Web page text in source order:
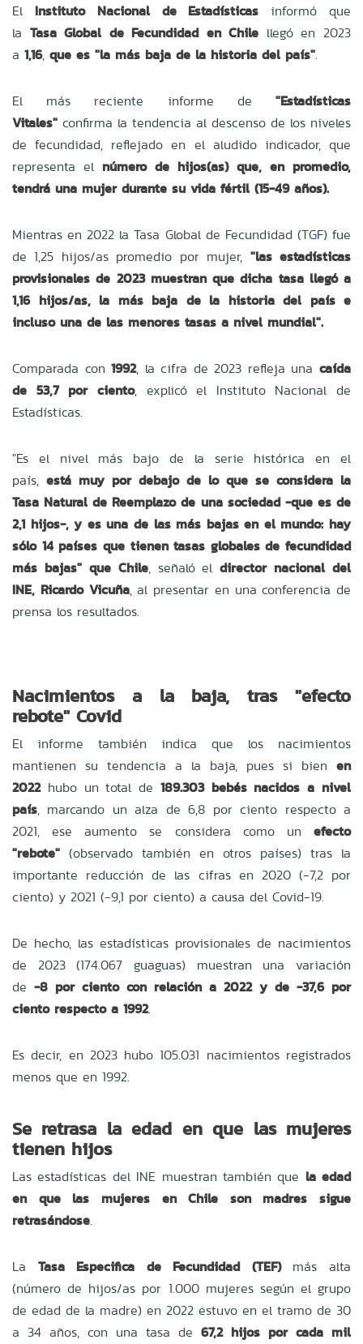
El Instituto Nacional de Estadísticas informó que
la Tasa Global de Fecundidad en Chile llegó en 2023
a 1,16, que es "la más baja de la historia del país".
El más reciente informe de
"Estadísticas
Vitales" confirma la tendencia al descenso de los niveles
de fecundidad, reflejado en el aludido indicador, que
representa el número de hijos(as) que, en promedio,
tendrá una mujer durante su vida fértil (15-49 años).
Mientras en 2022 la Tasa Global de Fecundidad (TGF) fue
de 1,25 hijos/as promedio por mujer, "las estadísticas
provisionales de 2023 muestran que dicha tasa llegó a
1,16 hijos/as, la más baja de la historia del país e
incluso una de las menores tasas a nivel mundial".
Comparada con 1992, la cifra de 2023 refleja una caída
de 53,7 por ciento, explicó el Instituto Nacional de
Estadísticas.
"Es el nivel más bajo de la serie histórica en el
país, está muy por debajo de lo que se considera la
Tasa Natural de Reemplazo de una sociedad -que es de
2,1 hijos-, y es una de las más bajas en el mundo: hay
sólo 14 países que tienen tasas globales de fecundidad
más bajas" que Chile, señaló el director nacional del
INE, Ricardo Vicuña, al presentar en una conferencia de
prensa los resultados.
Nacimientos a la baja, tras "efecto
rebote" Covid
El informe también indica que los nacimientos
mantienen su tendencia a la baja, pues si bien en
2022hubo un total de 189.303 bebés nacidos a nivel
país, marcando un alza de 6,8 por ciento respecto a
2021, ese aumento se considera como un efecto
"rebote" (observado también en otros países) tras la
importante reducción de las cifras en 2020 (-7,2 por
ciento) y 2021 (-9,1 por ciento) a causa del Covid-19.
De hecho, las estadísticas provisionales de nacimientos
de 2023 (174.067 guaguas) muestran una variación
de -8 por ciento con relación a 2022 y de -37,6 por
ciento respecto a 1992.
Es decir, en 2023 hubo 105.031 nacimientos registrados
menos que en 1992.
Se retrasa la edad en que las mujeres
tienen hijos
Las estadísticas del INE muestran también que la edad
en que las mujeres en Chile son madres sigue
retrasándose.
La Tasa Especifica de Fecundidad (TEF)más alta
(número de hijos/as por 1.000 mujeres según el grupo
de edad de la madre) en 2022 estuvo en el tramo de 30
a 34 años, con una tasa de 67,2 hijos por cada mil